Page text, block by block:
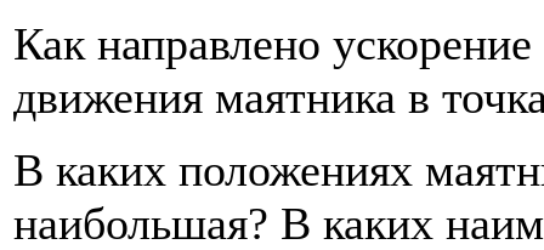
Как направлено ускорение
движения маятника в
В каких положениях
наибольшая? В каких